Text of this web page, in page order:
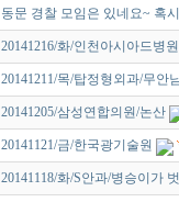
동문 경찰 모임은 있네요~ 혹
20141216/화/인천아시아드병원
20141211/목/탑정형외과/무안
20141205/삼성연합의원/논산
20141121/금/한국광기술원
20141118/화/S안과/병승이가